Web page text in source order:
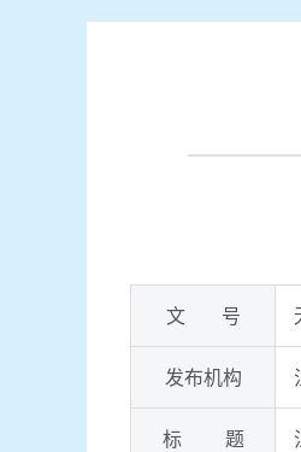
文 号
发布机构
标 题